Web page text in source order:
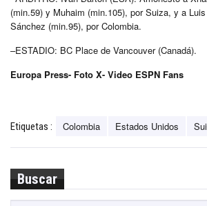
(min.59) y Muhaim (min.105), por Suiza, y a
Sánchez (min.95), por Colombia.
–ESTADIO: BC Place de Vancouver (Canadá).
Europa Press- Foto X- Video ESPN Fans
Etiquetas : Colombia Estados Unidos
Buscar